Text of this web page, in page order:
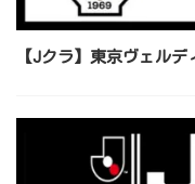
【Jクラ】東京ヴェル